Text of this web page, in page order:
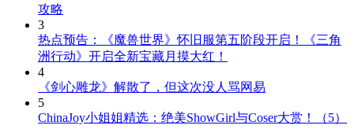
攻略
3
热点预告：《魔兽世界》怀旧服第五阶段开启！《三角
洲行动》开启全新宝藏月摸大红！
4
《剑心雕龙》解散了，但这次没人骂网易
5
ChinaJoy小姐姐精选：绝美ShowGirl与Coser大赏！（5）